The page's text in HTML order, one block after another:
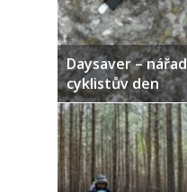
Daysaver –
cyklistův den